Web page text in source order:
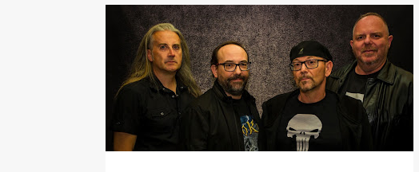
#ENTREVISTA ENTREVISTA ENTREVISTAS +2